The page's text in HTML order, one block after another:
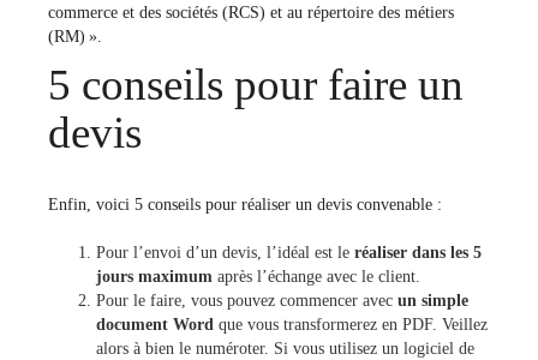
commerce et des sociétés (RCS) et au répertoire des métiers
(RM) ».
5 conseils pour faire un
devis
Enfin, voici 5 conseils pour réaliser un devis convenable :
Pour l’envoi d’un devis, l’idéal est le réaliser dans les 5
jours maximum après l’échange avec le client.
Pour le faire, vous pouvez commencer avec un simple
document Word que vous transformerez en PDF. Veillez
alors à bien le numéroter. Si vous utilisez un logiciel de